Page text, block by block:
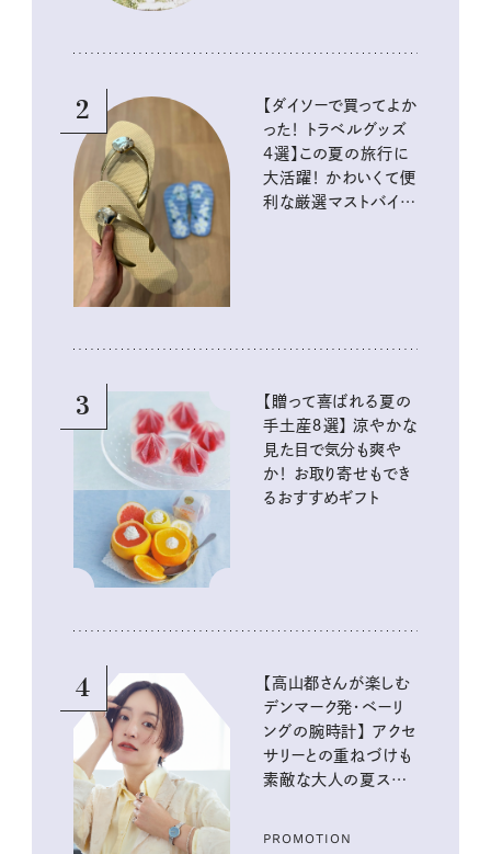
2
【ダイソーで買ってよか
った！ トラベルグッズ
4選】この夏の旅行に
大活躍！ かわいくて便
利な厳選マストバイア
3
【贈って喜ばれる夏の
手土産８選】 涼やかな
見た目で気分も爽や
か！ お取り寄せもでき
るおすすめギフト
4
【高山都さんが楽しむ
デンマーク発・ベーリ
ングの腕時計】 アクセ
サリーとの重ねづけも
素敵な大人の夏スタイ
PROMOTION